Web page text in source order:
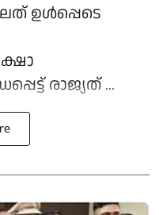
ഉള്‍പ്പെടെ
രാജ്യത് ...